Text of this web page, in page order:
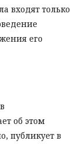
входят только
его
об этом
публикует в